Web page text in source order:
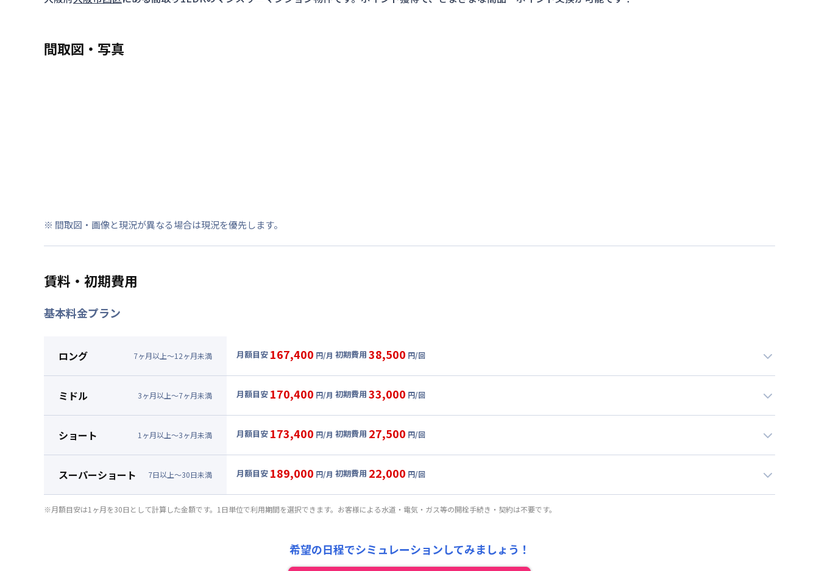
間取図・写真
※ 間取図・画像と現況が異なる場合は現況を優先します。
賃料・初期費用
基本料金プラン
ロング 7ヶ月以上～12ヶ月未満 月額目安 167,400 円/月 初期費用 38,500 円/回
117,000円/月 (3,900円/日)
光熱費他 : 24,000円/月 (800円/日) (税抜)
清掃料他 : 30,000円/回 (税抜)
その他費用 :
初期費用
契約事務手数料 : 5,000円/回 (税抜)
ミドル 3ヶ月以上～7ヶ月未満 月額目安 170,400 円/月 初期費用 33,000 円/回
120,000円/月 (4,000円/日)
光熱費他 : 24,000円/月 (800円/日) (税抜)
清掃料他 : 25,000円/回 (税抜)
その他費用 :
管理費: 24,000円/月 (800円/日)
ショート 1 ヶ月以上～3ヶ月未満 月額目安 173,400 円/月 初期費用 27,500 円/回
123,000円/月 (4,100円/日)
光熱費他 : 24,000円/月 (800円/日) (税抜)
清掃料他 : 20,000円/回 (税抜)
24,000円/月 (800円/日)
スーパーショート 7日以上～30日未満 月額目安 189,000 円/月 初期費用 22,000 円/回
月額賃料目安(30日利用)
15,000円/回 (税抜)
※月額目安は1ヶ月を30日として計算した金額です。1日単位で利用期間を選択できます。お客様による水道・電気・ガス等の開栓手続き・契約は不要です。
希望の日程でシミュレーションしてみましょう！